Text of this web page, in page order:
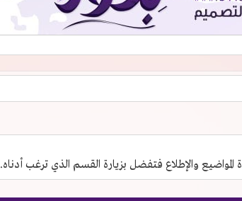
المواضيع والإطلاع فتفضل بزيارة القسم الذي ترغب أدناه.